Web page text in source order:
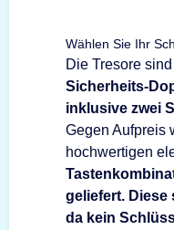
Wählen Sie Ihr
Die Tresore
Sicherheits-
inklusive zwei
Gegen Aufpreis
hochwertigen
geliefert. Diese
da kein